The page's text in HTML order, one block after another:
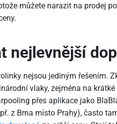
můžete narazit na prodej
nejlevnější
nejsou jediným řešením.
vlaky, zejména na
přes aplikace jako
z Brna místo Prahy), často